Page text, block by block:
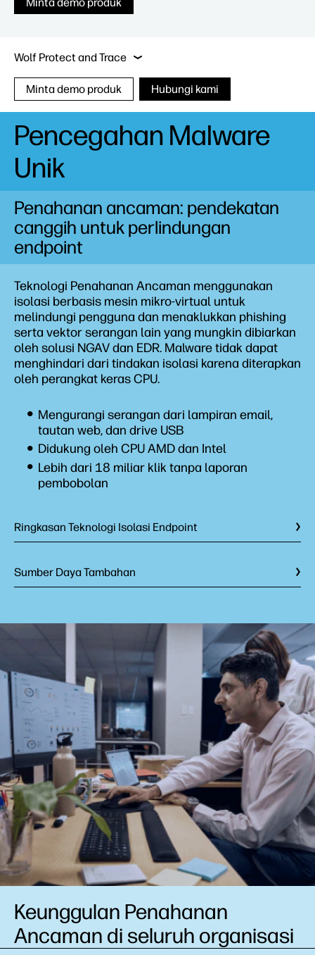
Wolf Protect and Trace
Sure Click Enterprise
Wolf Pro Security
Sure Access Enterprise
Minta demo produk Hubungi kami
Pencegahan Malware
Unik
Penahanan ancaman: pendekatan
canggih untuk perlindungan
endpoint
Teknologi Penahanan Ancaman menggunakan
isolasi berbasis mesin mikro-virtual untuk
melindungi pengguna dan menaklukkan phishing
serta vektor serangan lain yang mungkin dibiarkan
oleh solusi NGAV dan EDR. Malware tidak dapat
menghindari dari tindakan isolasi karena diterapkan
oleh perangkat keras CPU.
Mengurangi serangan dari lampiran email,
tautan web, dan drive USB
Didukung oleh CPU AMD dan Intel
Lebih dari 18 miliar klik tanpa laporan
pembobolan
Ringkasan Teknologi Isolasi Endpoint
Sumber Daya Tambahan
Keunggulan Penahanan
Ancaman di seluruh organisasi